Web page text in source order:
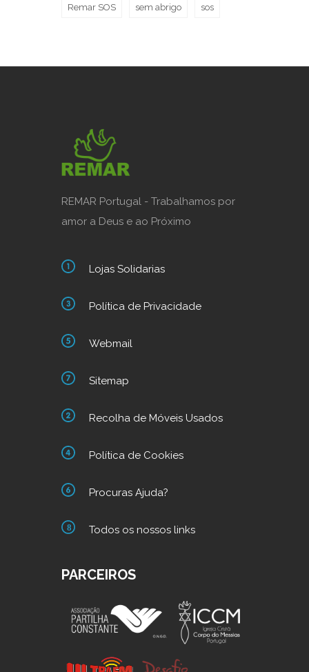
Remar SOS sem abrigo sos
REMAR Portugal - Trabalhamos por
amor a Deus e ao Próximo
Lojas Solidarias
Política de Privacidade
Webmail
Sitemap
Recolha de Móveis Usados
Política de Cookies
Procuras Ajuda?
Todos os nossos links
PARCEIROS